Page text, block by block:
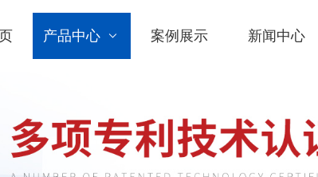
产品中心 案例展示 新闻中心